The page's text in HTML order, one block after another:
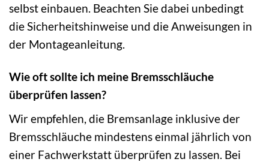
selbst einbauen. Beachten Sie dabei unbedingt
die Sicherheitshinweise und die Anweisungen in
der Montageanleitung.
Wie oft sollte ich meine Bremsschläuche
überprüfen lassen?
Wir empfehlen, die Bremsanlage inklusive der
Bremsschläuche mindestens einmal jährlich von
einer Fachwerkstatt überprüfen zu lassen. Bei